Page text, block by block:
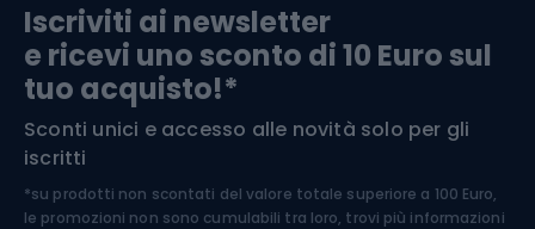
Arrampicata
Medicina dello sport
Abbigliamento ciclistico
Iscriviti ai newsletter
e ricevi uno sconto di 10 Euro sul
tuo acquisto!*
Sconti unici e accesso alle novità solo per gli
iscritti
*su prodotti non scontati del valore totale superiore a 100 Euro,
le promozioni non sono cumulabili tra loro, trovi più informazioni